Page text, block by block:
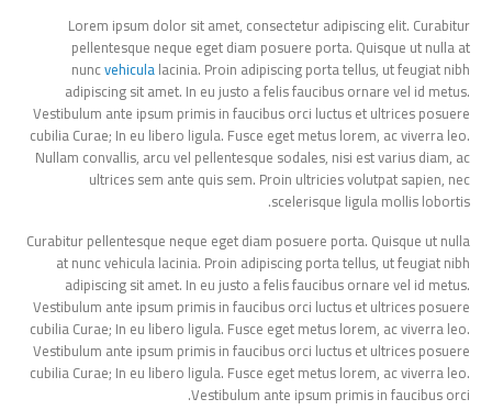
Lorem ipsum dolor sit amet, consectetur adipiscing elit. Curabitur
pellentesque neque eget diam posuere porta. Quisque ut nulla at
nuncvehiculalacinia. Proin adipiscing porta tellus, ut feugiat nibh
adipiscing sit amet. In eu justo a felis faucibus ornare vel id metus.
Vestibulum ante ipsum primis in faucibus orci luctus et ultrices posuere
cubilia Curae; In eu libero ligula. Fusce eget metus lorem, ac viverra leo.
Nullam convallis, arcu vel pellentesque sodales, nisi est varius diam, ac
ultrices sem ante quis sem. Proin ultricies volutpat sapien, nec
scelerisque ligula mollis lobortis.
Curabitur pellentesque neque eget diam posuere porta. Quisque ut nulla
at nunc vehicula lacinia. Proin adipiscing porta tellus, ut feugiat nibh
adipiscing sit amet. In eu justo a felis faucibus ornare vel id metus.
Vestibulum ante ipsum primis in faucibus orci luctus et ultrices posuere
cubilia Curae; In eu libero ligula. Fusce eget metus lorem, ac viverra leo.
Vestibulum ante ipsum primis in faucibus orci luctus et ultrices posuere
cubilia Curae; In eu libero ligula. Fusce eget metus lorem, ac viverra leo.
Vestibulum ante ipsum primis in faucibus orci.